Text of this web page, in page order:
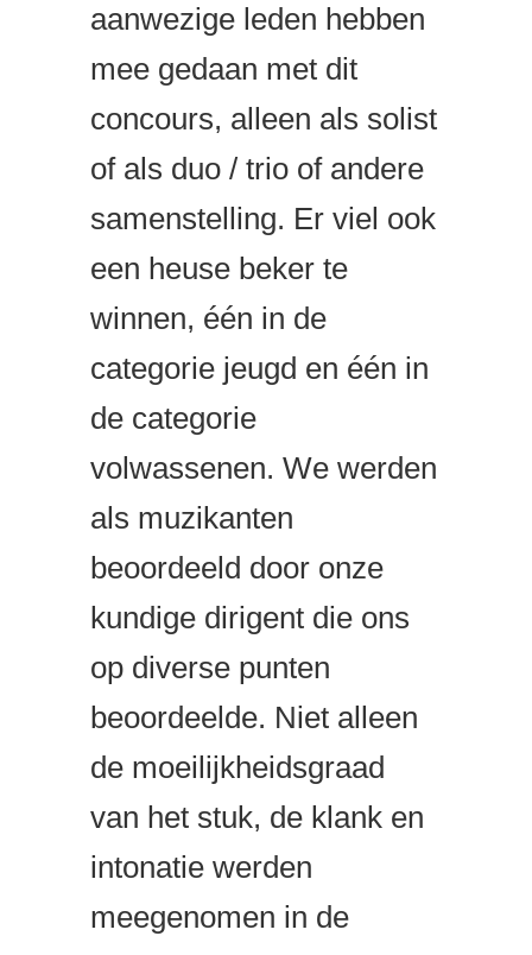
aanwezige leden hebben
mee gedaan met dit
concours, alleen als solist
of als duo / trio of andere
samenstelling. Er viel ook
een heuse beker te
winnen, één in de
categorie jeugd en één in
de categorie
volwassenen. We werden
als muzikanten
beoordeeld door onze
kundige dirigent die ons
op diverse punten
beoordeelde. Niet alleen
de moeilijkheidsgraad
van het stuk, de klank en
intonatie werden
meegenomen in de